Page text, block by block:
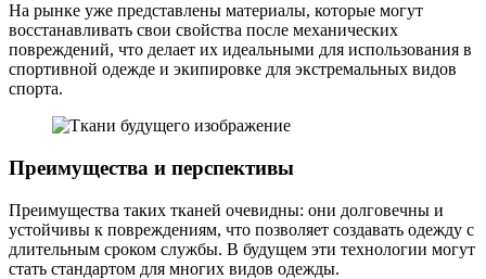
На рынке уже представлены материалы, которые могут
восстанавливать свои свойства после механических
повреждений, что делает их идеальными для использования в
спортивной одежде и экипировке для экстремальных видов
спорта.
Преимущества и перспективы
Преимущества таких тканей очевидны: они долговечны и
устойчивы к повреждениям, что позволяет создавать одежду с
длительным сроком службы. В будущем эти технологии могут
стать стандартом для многих видов одежды.